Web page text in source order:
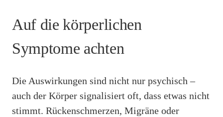
Auf die körperlichen
Symptome achten
Die Auswirkungen sind nicht nur psychisch –
auch der Körper signalisiert oft, dass etwas nicht
stimmt. Rückenschmerzen, Migräne oder